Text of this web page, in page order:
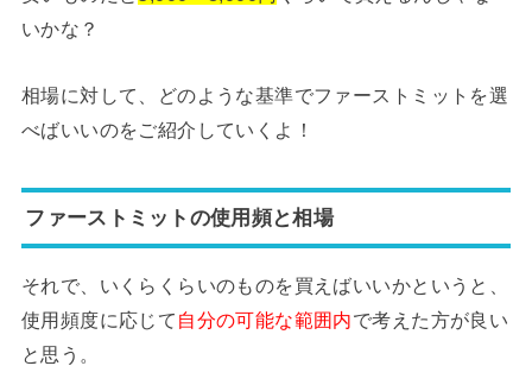
いかな？
相場に対して、どのような基準でファーストミットを選
べばいいのをご紹介していくよ！
ファーストミットの使用頻と相場
それで、いくらくらいのものを買えばいいかというと、
使用頻度に応じて 自分の可能な範囲内で考えた方が良い
と思う。